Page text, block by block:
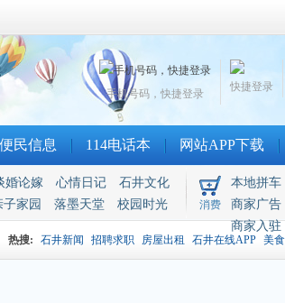
快捷登录
手机号码，快捷登录
便民信息 114电话本 网站APP下载
婚论嫁 心情日记
石井文化
子家园
落墨天堂 校园时光 消费
本地拼车
商家广告
商家入驻
热搜: 石井新闻 招聘求职 房屋出租 石井在线APP 美食